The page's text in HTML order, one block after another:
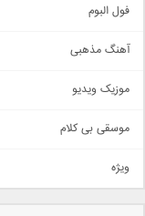
اجتماعی
حماسی
سنتی
اهنگ بندرعباسی
دمو
مذهبی
فول البوم
آهنگ مذهبی
موزیک ویدیو
موسقی بی کلام
ویژه